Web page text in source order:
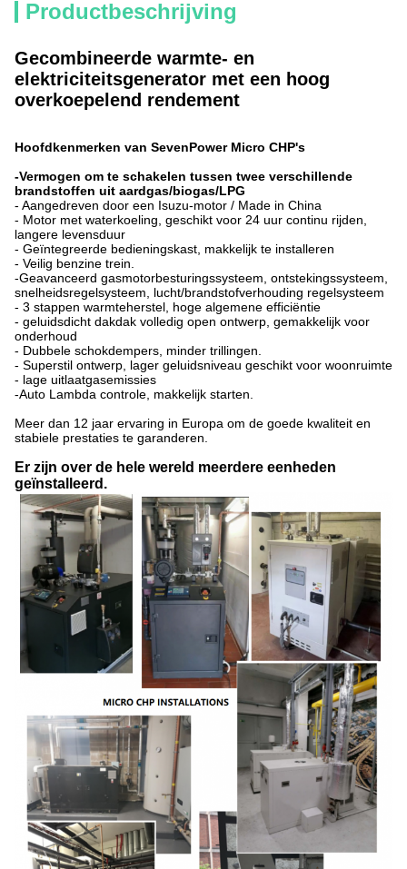
Productbeschrijving
Gecombineerde warmte- en
elektriciteitsgenerator met een hoog
overkoepelend rendement
Hoofdkenmerken van SevenPower Micro CHP's
-Vermogen om te schakelen tussen twee verschillende
brandstoffen uit aardgas/biogas/LPG
- Aangedreven door een Isuzu-motor / Made in China
- Motor met waterkoeling, geschikt voor 24 uur continu rijden,
langere levensduur
- Geïntegreerde bedieningskast, makkelijk te installeren
- Veilig benzine trein.
-Geavanceerd gasmotorbesturingssysteem, ontstekingssysteem,
snelheidsregelsysteem, lucht/brandstofverhouding regelsysteem
- 3 stappen warmteherstel, hoge algemene efficiëntie
- geluidsdicht dakdak volledig open ontwerp, gemakkelijk voor
onderhoud
- Dubbele schokdempers, minder trillingen.
- Superstil ontwerp, lager geluidsniveau geschikt voor woonruimte
- lage uitlaatgasemissies
-Auto Lambda controle, makkelijk starten.
Meer dan 12 jaar ervaring in Europa om de goede kwaliteit en
stabiele prestaties te garanderen.
Er zijn over de hele wereld meerdere eenheden
geïnstalleerd.